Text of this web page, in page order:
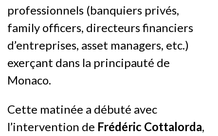
professionnels (banquiers privés,
family officers, directeurs financiers
d’entreprises, asset managers, etc.)
exerçant dans la principauté de
Monaco.
Cette matinée a débuté avec
l’intervention de Frédéric Cottalorda,